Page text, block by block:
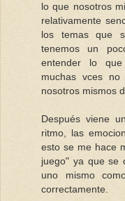
lo que nosotros
relativamente
los temas que
tenemos un
entender lo que
muchas vces
nosotros mismos
Después viene
ritmo, las
esto se me hace
juego" ya que se
uno mismo
correctamente.